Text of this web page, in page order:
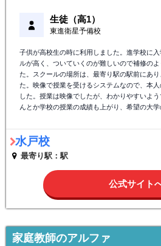
生徒（高1）
東進衛星予備校
子供が高校生の時に利用しました。進学校に
ルが高く、ついていくのが難しいので補修の
た。スクールの場所は、最寄り駅の駅前にあ
た。映像で授業を受けるシステムなので、本
した。授業は映像でしたが、わかりやすいよ
んとか学校の授業の成績も上がり、希望の大学
水戸校
最寄り駅：駅
公式サイト
家庭教師のアルファ